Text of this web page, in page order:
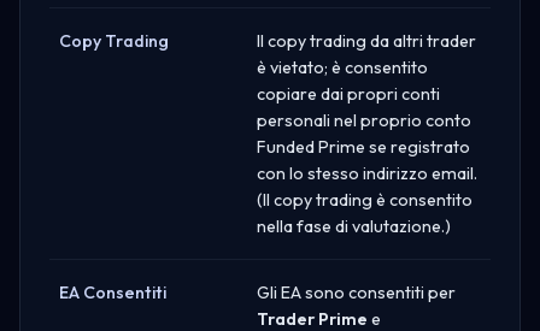
Copy Trading
Il copy trading da altri trader
è vietato; è consentito
copiare dai propri conti
personali nel proprio conto
Funded Prime se registrato
con lo stesso indirizzo email.
(Il copy trading è consentito
nella fase di valutazione.)
EA Consentiti
Gli EA sono consentiti per
Trader Prime e